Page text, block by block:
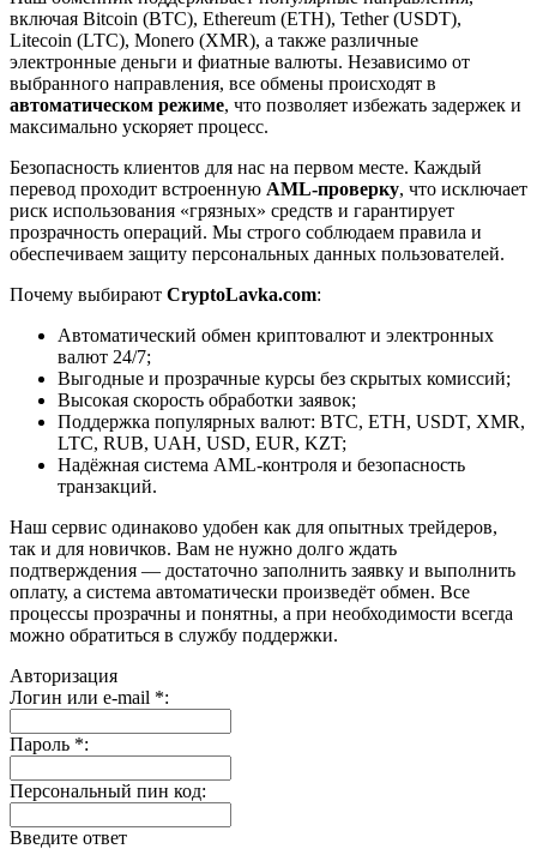
включая Bitcoin (BTC), Ethereum (ETH), Tether (USDT),
Litecoin (LTC), Monero (XMR), а также различные
электронные деньги и фиатные валюты. Независимо от
выбранного направления, все обмены происходят в
автоматическом режиме, что позволяет избежать задержек и
максимально ускоряет процесс.
Безопасность клиентов для нас на первом месте. Каждый
перевод проходит встроенную AML-проверку, что исключает
риск использования «грязных» средств и гарантирует
прозрачность операций. Мы строго соблюдаем правила и
обеспечиваем защиту персональных данных пользователей.
Почему выбирают CryptoLavka.com:
Автоматический обмен криптовалют и электронных
валют 24/7;
Выгодные и прозрачные курсы без скрытых комиссий;
Высокая скорость обработки заявок;
Поддержка популярных валют: BTC, ETH, USDT, XMR,
LTC, RUB, UAH, USD, EUR, KZT;
Надёжная система AML-контроля и безопасность
транзакций.
Наш сервис одинаково удобен как для опытных трейдеров,
так и для новичков. Вам не нужно долго ждать
подтверждения — достаточно заполнить заявку и выполнить
оплату, а система автоматически произведёт обмен. Все
процессы прозрачны и понятны, а при необходимости всегда
можно обратиться в службу поддержки.
Авторизация
Логин или e-mail *:
Пароль *:
Персональный пин код:
Введите ответ